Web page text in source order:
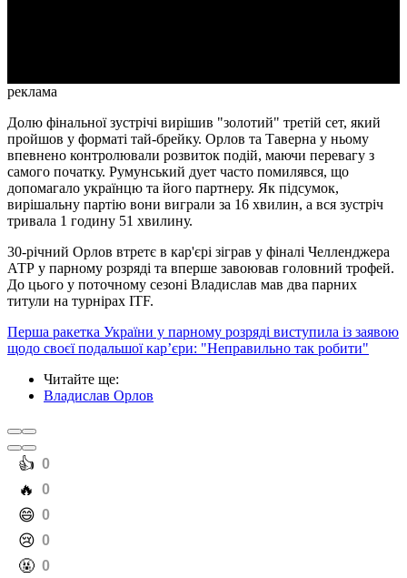
реклама
Долю фінальної зустрічі вирішив "золотий" третій сет, який
пройшов у форматі тай-брейку. Орлов та Таверна у ньому
впевнено контролювали розвиток подій, маючи перевагу з
самого початку. Румунський дует часто помилявся, що
допомагало українцю та його партнеру. Як підсумок,
вирішальну партію вони виграли за 16 хвилин, а вся зустріч
тривала 1 годину 51 хвилину.
30-річний Орлов втретє в кар'єрі зіграв у фіналі Челленджера
АТР у парному розряді та вперше завоював головний трофей.
До цього у поточному сезоні Владислав мав два парних
титули на турнірах ITF.
Перша ракетка України у парному розряді виступила із заявою
щодо своєї подальшої кар’єри: "Неправильно так робити"
Читайте ще:
Владислав Орлов
️👍 0
️🔥 0
️😄 0
️😢 0
️🤬 0